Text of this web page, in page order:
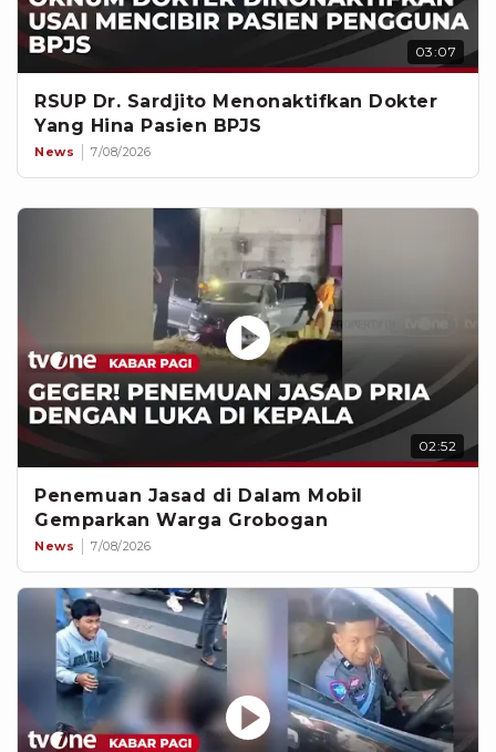
03:07
RSUP Dr. Sardjito Menonaktifkan Dokter
Yang Hina Pasien BPJS
News 7/08/2026
02:52
Penemuan Jasad di Dalam Mobil
Gemparkan Warga Grobogan
News 7/08/2026